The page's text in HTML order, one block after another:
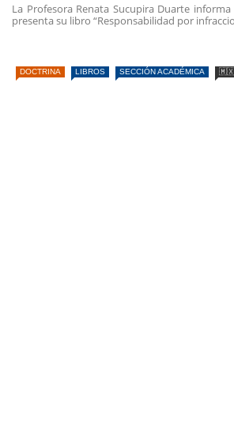
La Profesora Renata Sucupira Duarte
presenta su libro “Responsabilidad por
DOCTRINA LIBROS SECCIÓN ACADÉMICA 🇲🇽